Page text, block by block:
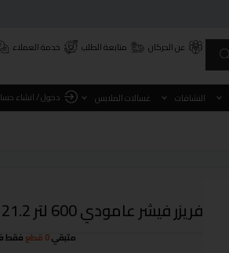
عن الحركان متابعة الطلب خدمة العملاء
النشافات غسالات الملابس دخول / انشاء
فريزر فيشر عامودي 600 لتر 21.2 قدم ستيل انفرتر موديل FURFS-800HIS
متبقي0 قطع فقط